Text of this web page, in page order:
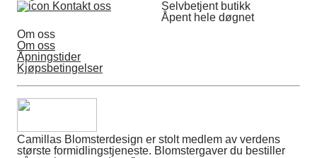
Kontakt oss
Selvbetjent butikk
Åpent hele døgnet
Om oss
Om oss
Åpningstider
Kjøpsbetingelser
Camillas Blomsterdesign er stolt medlem av verdens
største formidlingstjeneste. Blomstergaver du bestiller